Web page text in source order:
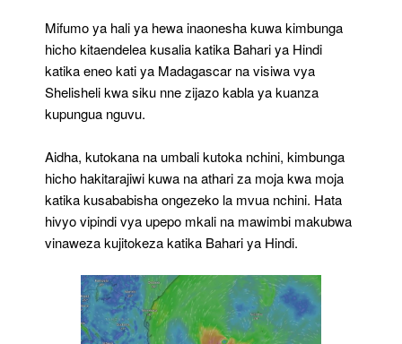
Mifumo ya hali ya hewa inaonesha kuwa kimbunga
hicho kitaendelea kusalia katika Bahari ya Hindi
katika eneo kati ya Madagascar na visiwa vya
Shelisheli kwa siku nne zijazo kabla ya kuanza
kupungua nguvu.
Aidha, kutokana na umbali kutoka nchini, kimbunga
hicho hakitarajiwi kuwa na athari za moja kwa moja
katika kusababisha ongezeko la mvua nchini. Hata
hivyo vipindi vya upepo mkali na mawimbi makubwa
vinaweza kujitokeza katika Bahari ya Hindi.